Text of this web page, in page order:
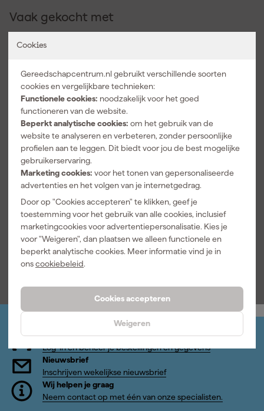
Cookies
Gereedschapcentrum.nl gebruikt verschillende soorten
cookies en vergelijkbare technieken:
Functionele cookies: noodzakelijk voor het goed
functioneren van de website.
Beperkt analytische cookies: om het gebruik van de
website te analyseren en verbeteren, zonder persoonlijke
profielen aan te leggen. Dit biedt voor jou de best mogelijke
gebruikerservaring.
Marketing cookies: voor het tonen van gepersonaliseerde
advertenties en het volgen van je internetgedrag.
Door op "Cookies accepteren" te klikken, geef je
toestemming voor het gebruik van alle cookies, inclusief
marketingcookies voor advertentiepersonalisatie. Kies je
voor "Weigeren", dan plaatsen we alleen functionele en
beperkt analytische cookies. Meer informatie vind je in
onscookiebeleid.
Cookies accepteren
Weigeren
Vaak gekocht met
StealthMount
s OM-LM-SL-
BLK-2
waterpassteu
nen Slim -
Zwart - 2
stuks
Maandag
bezorgd
28,79
s OM-BIN-
BLK-8 Bin
- voor
Milwaukee
PACKOUT /
Ridgid / AEG
/ Keter -
Maandag
bezorgd
Jouw account
Log-in en beheer je bestellingen en gegevens
Nieuwsbrief
Inschrijven wekelijkse nieuwsbrief
Wij helpen je graag
Neem contact op met één van onze specialisten.